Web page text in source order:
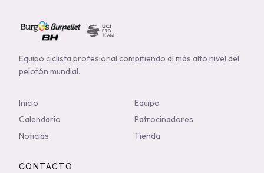
Equipo ciclista profesional compitiendo al más alto nivel del
pelotón mundial.
Inicio
Equipo
Calendario
Patrocinadores
Noticias
Tienda
CONTACTO